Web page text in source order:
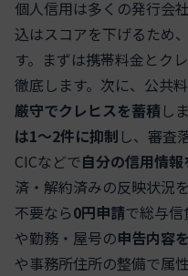
個人信用は多くの発行会
込はスコアを下げるため、
す。まずは携帯料金とク
徹底します。次に、公共
厳守でクレヒスを蓄積し
は1～2件に抑制 し、審査
CICなどで自分の信用情
済・解約済みの反映状況
不要なら0円申請で総与
や勤務・屋号の申告内容
や事務所住所の整備で属